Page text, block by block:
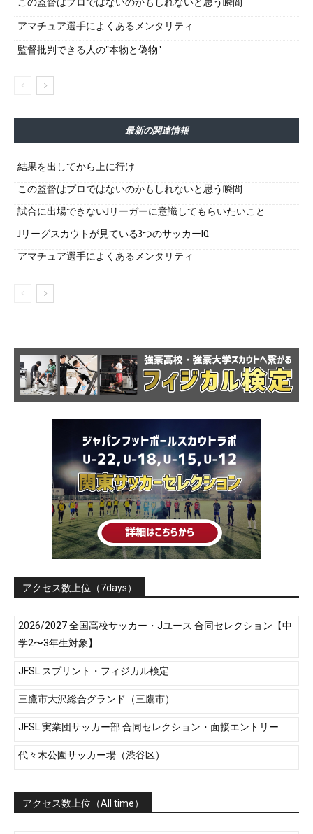
この監督はプロではないのかもしれないと思う瞬間
アマチュア選手によくあるメンタリティ
監督批判できる人の”本物と偽物”
最新の関連情報
結果を出してから上に行け
この監督はプロではないのかもしれないと思う瞬間
試合に出場できないJリーガーに意識してもらいたいこと
Jリーグスカウトが見ている3つのサッカーIQ
アマチュア選手によくあるメンタリティ
アクセス数上位（7days）
2026/2027 全国高校サッカー・Jユース 合同セレクション【中
学2〜3年生対象】
JFSL スプリント・フィジカル検定
三鷹市大沢総合グランド（三鷹市）
JFSL 実業団サッカー部 合同セレクション・面接エントリー
代々木公園サッカー場（渋谷区）
アクセス数上位（All time）